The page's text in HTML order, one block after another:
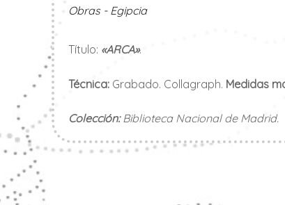
Obras - Egipcia
Título: «ARCA».
Técnica: Grabado. Collagraph. Medidas
Colección:Biblioteca Nacional de Madrid.